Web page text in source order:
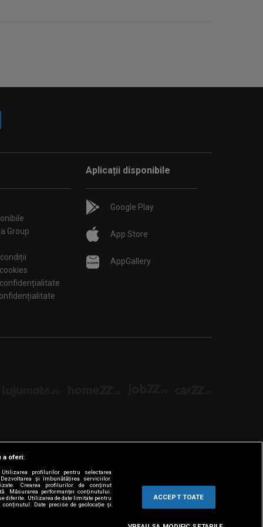
Group
de confidențialitate
Aplicații disponibile
Google Play
App Store
AppGallery
a oferi:
profilurilor pentru selectarea
și îmbunătățirea serviciilor.
Crearea profilurilor de conținut
Măsurarea performanței conținutului.
diferite. Utilizarea de date limitate pentru
Date precise de geolocație și
ACCEPT TOATE